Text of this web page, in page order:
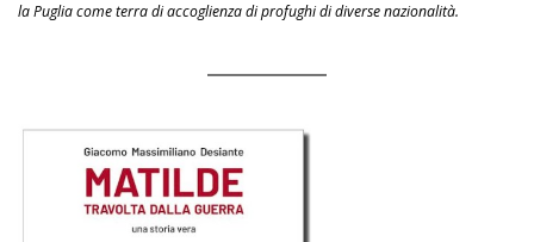
la Puglia come terra di accoglienza di profughi di diverse nazionalità.